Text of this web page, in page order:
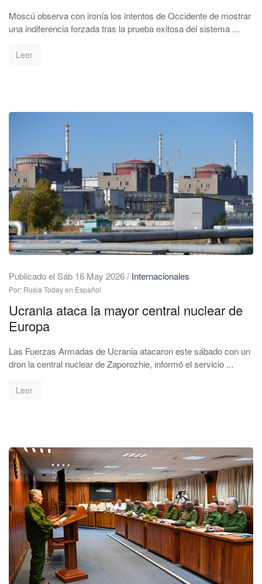
Moscú observa con ironía los intentos de Occidente de mostrar
una indiferencia forzada tras la prueba exitosa del sistema ...
Leer
Publicado el Sáb 16 May 2026/ Internacionales
Por: Rusia Today en Español
Ucrania ataca la mayor central nuclear de
Europa
Las Fuerzas Armadas de Ucrania atacaron este sábado con un
dron la central nuclear de Zaporozhie, informó el servicio ...
Leer